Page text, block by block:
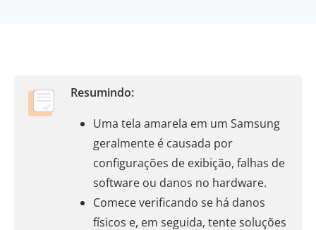
Resumindo:
Uma tela amarela em um Samsung
geralmente é causada por
configurações de exibição, falhas de
software ou danos no hardware.
Comece verificando se há danos
físicos e, em seguida, tente soluções